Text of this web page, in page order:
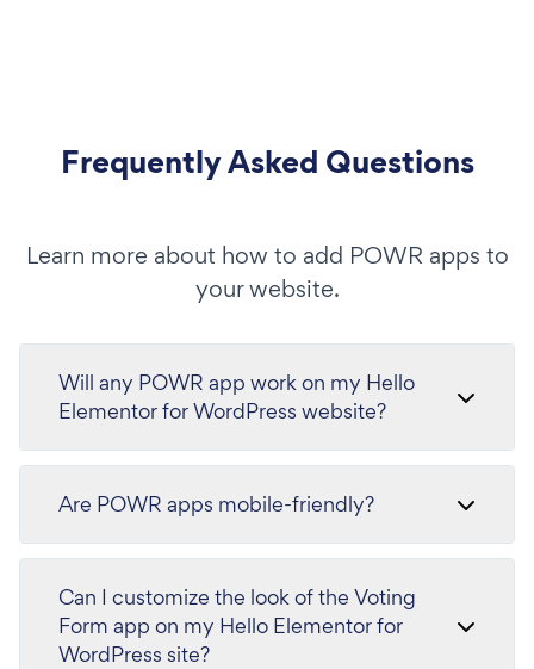
Frequently Asked Questions
Learn more about how to add POWR apps to
your website.
Will any POWR app work on my Hello
Elementor for WordPress website?
Are POWR apps mobile-friendly?
Can I customize the look of the Voting
Form app on my Hello Elementor for
WordPress site?